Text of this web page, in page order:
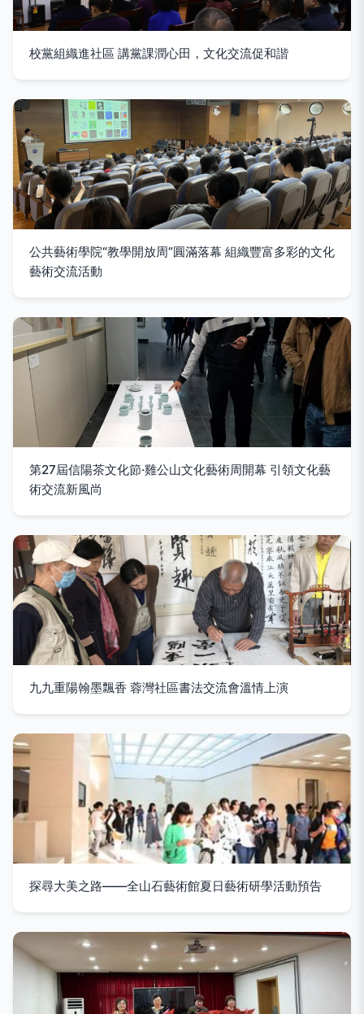
校黨組織進社區 講黨課潤心田，文化交流促和諧
公共藝術學院“教學開放周”圓滿落幕 組織豐富多彩的文化
藝術交流活動
第27屆信陽茶文化節·雞公山文化藝術周開幕 引領文化藝
術交流新風尚
九九重陽翰墨飄香 蓉灣社區書法交流會溫情上演
探尋大美之路——全山石藝術館夏日藝術研學活動預告